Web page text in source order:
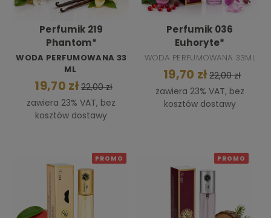
Perfumik 219
Phantom*
WODA PERFUMOWANA 33
ML
19,70 zł 22,00 zł
zawiera 23% VAT, bez
kosztów dostawy
Perfumik 036
Euhoryte*
WODA PERFUMOWANA 33ML
19,70 zł 22,00 zł
zawiera 23% VAT, bez
kosztów dostawy
PROMO PROMO